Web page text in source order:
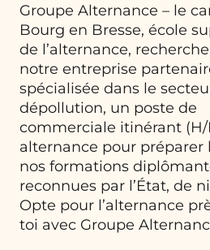
Groupe Alternance – le
Bourg en Bresse, école
de l’alternance,
notre entreprise
spécialisée dans le
dépollution, un poste de
commerciale itinérant (H/
alternance pour préparer
nos formations
reconnues par l’État, de
Opte pour l’alternance
toi avec Groupe